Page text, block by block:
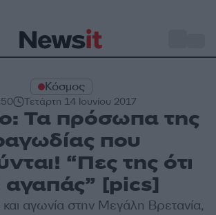
Κόσμος
Τετάρτη 14 Ιουνίου 2017
Τα πρόσωπα της
που
“Πες της ότι
αγαπάς” [pics]
αγωνία στην Μεγάλη Βρετανία,